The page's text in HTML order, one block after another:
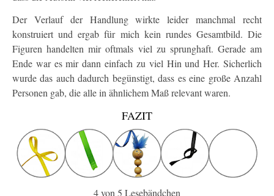
Der Verlauf der Handlung wirkte leider manchmal recht
konstruiert und ergab für mich kein rundes Gesamtbild. Die
Figuren handelten mir oftmals viel zu sprunghaft. Gerade am
Ende war es mir dann einfach zu viel Hin und Her. Sicherlich
wurde das auch dadurch begünstigt, dass es eine große Anzahl
Personen gab, die alle in ähnlichem Maß relevant waren.
FAZIT
4 von 5 Lesebändchen